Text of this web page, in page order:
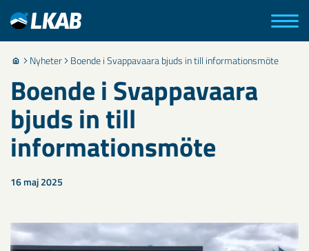
Nyheter Boende i Svappavaara bjuds in till informationsmöte
Boende i Svappavaara
bjuds in till
informationsmöte
16 maj 2025